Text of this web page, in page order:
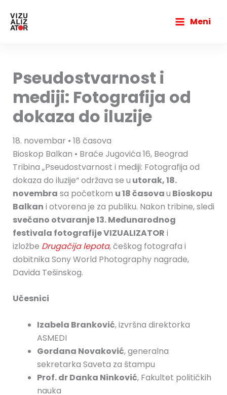
садржај
Meni
Pseudostvarnost i
mediji: Fotografija od
dokaza do iluzije
18. novembar • 18 časova
Bioskop Balkan • Braće Jugovića 16, Beograd
Tribina „Pseudostvarnost i mediji: Fotografija od
dokaza do iluzije“ održava se u utorak, 18.
novembra sa početkom u 18 časovau Bioskopu
Balkan i otvorena je za publiku. Nakon tribine, sledi
svečano otvaranje 13. Međunarodnog
festivala fotografije VIZUALIZATOR i
izložbe Drugačija lepota, češkog fotografa i
dobitnika Sony World Photography nagrade,
Davida Tešinskog.
Učesnici
Izabela Branković, izvršna direktorka
ASMEDI
Gordana Novaković, generalna
sekretarka Saveta za štampu
Prof. dr Danka Ninković, Fakultet političkih
nauka